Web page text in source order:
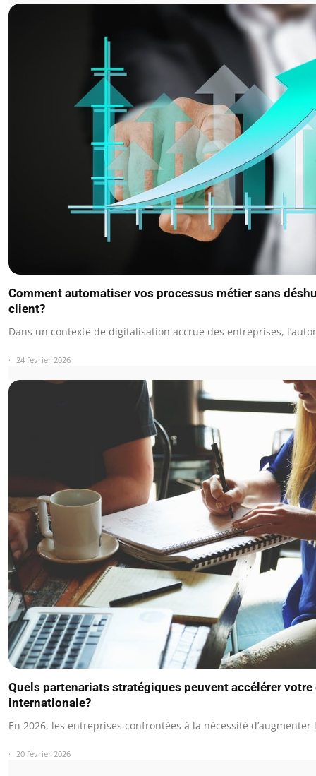
Comment automatiser vos processus métier sans
client?
Dans un contexte de digitalisation accrue des entreprises,
24 février 2026
Quels partenariats stratégiques peuvent accélérer
internationale?
En 2026, les entreprises confrontées à la nécessité
20 février 2026